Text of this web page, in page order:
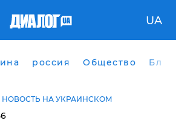
UA
россия Общество
НОВОСТЬ НА УКРАИНСКОМ